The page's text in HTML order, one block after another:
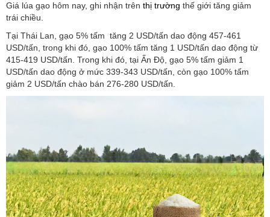
Giá lúa gạo hôm nay, ghi nhận trên thị trường thế giới tăng giảm
trái chiều.
Tại Thái Lan, gạo 5% tấm tăng 2 USD/tấn dao động 457-461
USD/tấn, trong khi đó, gạo 100% tấm tăng 1 USD/tấn dao động từ
415-419 USD/tấn. Trong khi đó, tại Ấn Độ, gạo 5% tấm giảm 1
USD/tấn dao động ở mức 339-343 USD/tấn, còn gạo 100% tấm
giảm 2 USD/tấn chào bán 276-280 USD/tấn.